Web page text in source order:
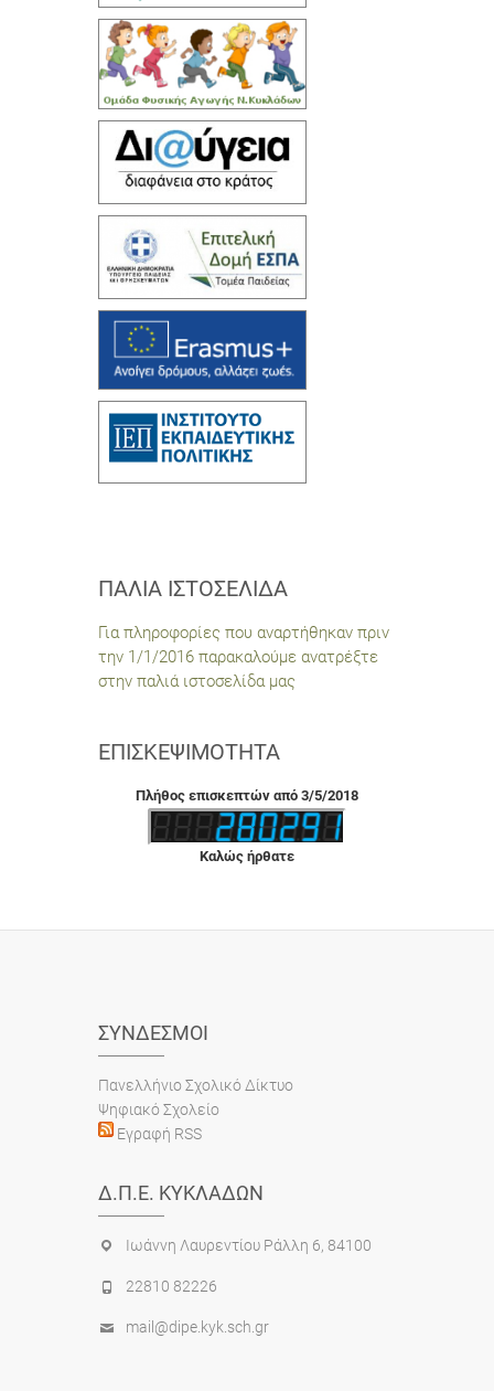
ΠΑΛΙΆ ΙΣΤΟΣΕΛΊΔΑ
Για πληροφορίες που αναρτήθηκαν πριν
την 1/1/2016 παρακαλούμε ανατρέξτε
στην παλιά ιστοσελίδα μας
ΕΠΙΣΚΕΨΙΜΌΤΗΤΑ
Πλήθος επισκεπτών από 3/5/2018
Καλώς ήρθατε
ΣΎΝΔΕΣΜΟΙ
Πανελλήνιο Σχολικό Δίκτυο
Ψηφιακό Σχολείο
Εγραφή RSS
Δ.Π.Ε. ΚΥΚΛΆΔΩΝ
Ιωάννη Λαυρεντίου Ράλλη 6, 84100
22810 82226
mail@dipe.kyk.sch.gr